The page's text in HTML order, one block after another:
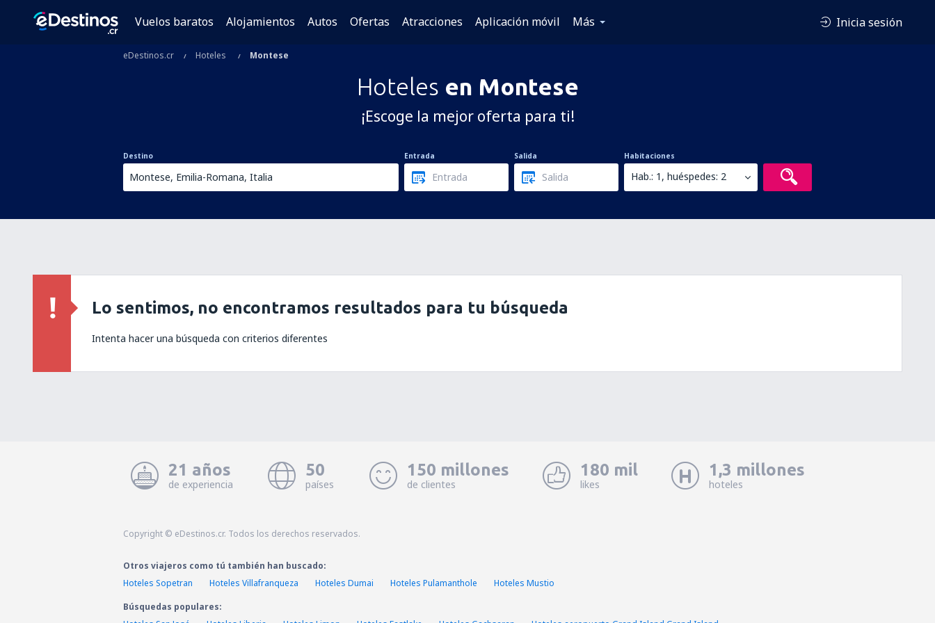
Vuelos baratos Alojamientos Autos Ofertas Atracciones Aplicación móvil Más Inicia sesión
eDestinos.cr Hoteles Montese
Hoteles en Montese
¡Escoge la mejor oferta para ti!
Destino Entrada Salida Habitaciones
Hab.: 1, huéspedes: 2
Lo sentimos, no encontramos resultados para tu búsqueda
Intenta hacer una búsqueda con criterios diferentes
21 años
de experiencia
50
países
150 millones
de clientes
180 mil
likes
1,3 millones
hoteles
Copyright © eDestinos.cr. Todos los derechos reservados.
Otros viajeros como tú también han buscado:
Hoteles Sopetran
Hoteles Villafranqueza Hoteles Dumai Hoteles Pulamanthole
Hoteles Mustio
Búsquedas populares: